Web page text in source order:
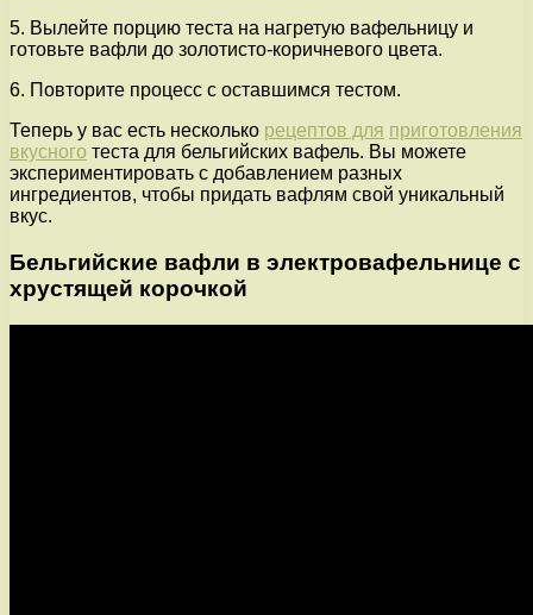
5. Вылейте порцию теста на нагретую вафельницу и
готовьте вафли до золотисто-коричневого цвета.
6. Повторите процесс с оставшимся тестом.
Теперь у вас есть несколько рецептов для приготовления
вкусного теста для бельгийских вафель. Вы можете
экспериментировать с добавлением разных
ингредиентов, чтобы придать вафлям свой уникальный
вкус.
Бельгийские вафли в электровафельнице с
хрустящей корочкой